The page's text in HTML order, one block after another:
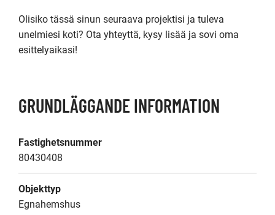
Olisiko tässä sinun seuraava projektisi ja tuleva
unelmiesi koti? Ota yhteyttä, kysy lisää ja sovi oma
esittelyaikasi!
GRUNDLÄGGANDE INFORMATION
Fastighetsnummer
80430408
Objekttyp
Egnahemshus